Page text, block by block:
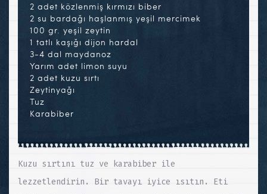
2 adet közlenmiş kırmızı biber
2 su bardağı haşlanmış yeşil mercimek
100 gr. yeşil zeytin
1 tatlı kaşığı dijon hardal
3-4 dal maydanoz
Yarım adet limon suyu
2 adet kuzu sırtı
Zeytinyağı
Tuz
Karabiber
Kuzu sırtını tuz ve karabiber ile
lezzetlendirin. Bir tavayı iyice ısıtın. Eti